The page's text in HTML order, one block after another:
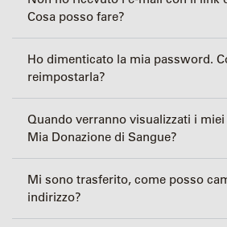
Cosa posso fare?
Ho dimenticato la mia password.
reimpostarla?
Quando verranno visualizzati i
Mia Donazione di Sangue?
Mi sono trasferito, come posso
indirizzo?